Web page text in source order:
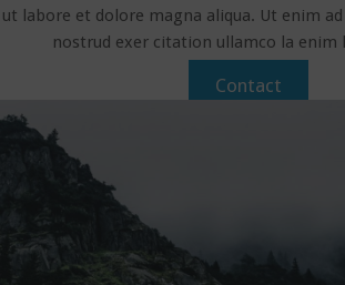
ut labore et dolore magna aliqua. Ut enim
nostrud exer citation ullamco la enim
Contact